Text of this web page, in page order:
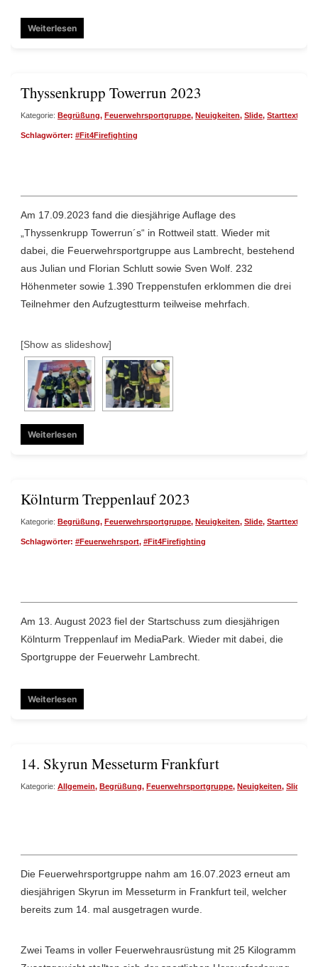
Weiterlesen
Thyssenkrupp Towerrun 2023
Kategorie: Begrüßung, Feuerwehrsportgruppe, Neuigkeiten, Slide, Starttext
Schlagwörter: #Fit4Firefighting
Am 17.09.2023 fand die diesjährige Auflage des
„Thyssenkrupp Towerrun´s“ in Rottweil statt. Wieder mit
dabei, die Feuerwehrsportgruppe aus Lambrecht, bestehend
aus Julian und Florian Schlutt sowie Sven Wolf. 232
Höhenmeter sowie 1.390 Treppenstufen erklommen die drei
Teilnehmer den Aufzugtestturm teilweise mehrfach.
[Show as slideshow]
Weiterlesen
Kölnturm Treppenlauf 2023
Kategorie: Begrüßung, Feuerwehrsportgruppe, Neuigkeiten, Slide, Starttext
Schlagwörter: #Feuerwehrsport, #Fit4Firefighting
Am 13. August 2023 fiel der Startschuss zum diesjährigen
Kölnturm Treppenlauf im MediaPark. Wieder mit dabei, die
Sportgruppe der Feuerwehr Lambrecht.
Weiterlesen
14. Skyrun Messeturm Frankfurt
Kategorie: Allgemein, Begrüßung, Feuerwehrsportgruppe, Neuigkeiten, Slide
Die Feuerwehrsportgruppe nahm am 16.07.2023 erneut am
diesjährigen Skyrun im Messeturm in Frankfurt teil, welcher
bereits zum 14. mal ausgetragen wurde.
Zwei Teams in voller Feuerwehrausrüstung mit 25 Kilogramm